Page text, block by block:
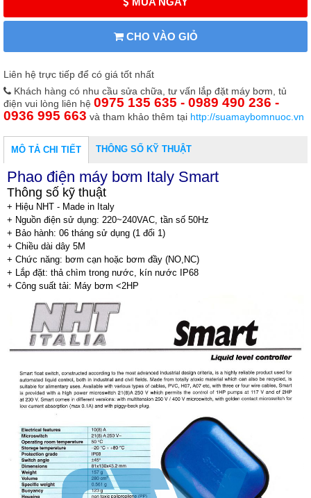
CHO VÀO GIỎ
Liên hệ trực tiếp để có giá tốt nhất
Khách hàng có nhu cầu sửa chữa, tư vấn lắp đặt máy bơm, tủ
điện vui lòng liên hệ 0975 135 635 - 0989 490 236 -
0936 995 663 và tham khảo thêm tại http://suamaybomnuoc.vn
MÔ TẢ CHI TIẾT THÔNG SỐ KỸ THUẬT
Phao điện máy bơm Italy Smart
Thông số kỹ thuật
+ Hiệu NHT - Made in Italy
+ Nguồn điện sử dụng: 220~240VAC, tần số 50Hz
+ Bảo hành: 06 tháng sử dụng (1 đổi 1)
+ Chiều dài dây 5M
+ Chức năng: bơm cạn hoặc bơm đầy (NO,NC)
+ Lắp đặt: thả chìm trong nước, kín nước IP68
+ Công suất tải: Máy bơm <2HP